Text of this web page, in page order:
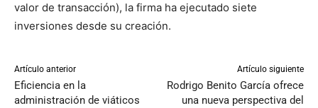
valor de transacción), la firma ha ejecutado siete
inversiones desde su creación.
Artículo anterior
Eficiencia en la
administración de viáticos
Artículo siguiente
Rodrigo Benito García ofrece
una nueva perspectiva del